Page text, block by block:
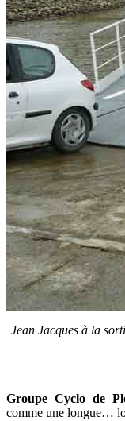
Jean Jacques à la
Groupe Cyclo de
comme une longue…